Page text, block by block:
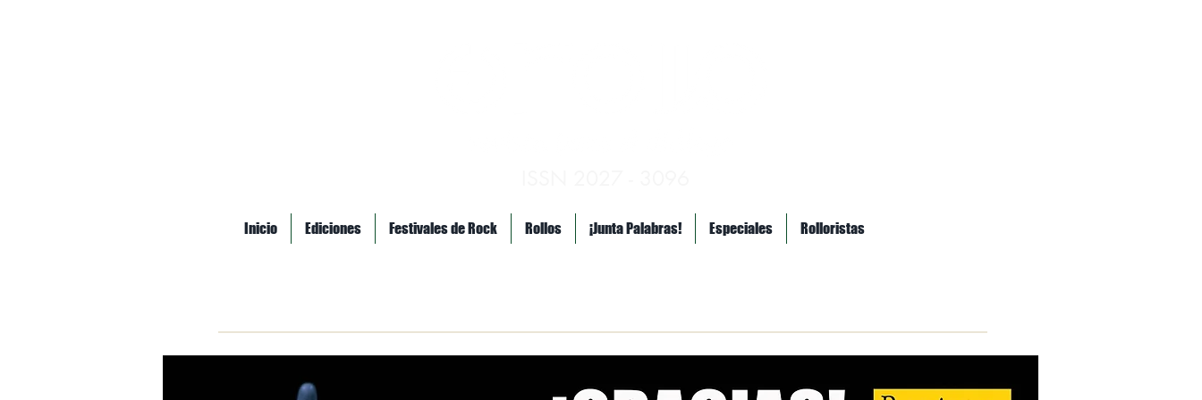
Inicio Ediciones Festivales de Rock Rollos ¡Junta Palabras! Especiales Rolloristas